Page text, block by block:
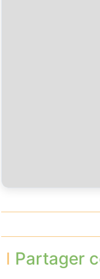
Partager